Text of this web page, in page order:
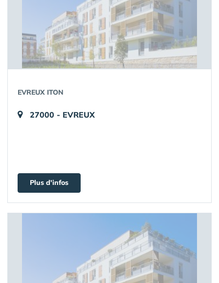
EVREUX ITON
27000 - EVREUX
Plus d'infos